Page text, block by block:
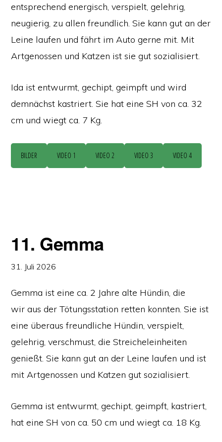
entsprechend energisch, verspielt, gelehrig,
neugierig, zu allen freundlich. Sie kann gut an der
Leine laufen und fährt im Auto gerne mit. Mit
Artgenossen und Katzen ist sie gut sozialisiert.
Ida ist entwurmt, gechipt, geimpft und wird
demnächst kastriert. Sie hat eine SH von ca. 32
cm und wiegt ca. 7 Kg.
BILDER VIDEO 1 VIDEO 2 VIDEO 3 VIDEO 4
11. Gemma
31. Juli 2026
Gemma ist eine ca. 2 Jahre alte Hündin, die
wir aus der Tötungsstation retten konnten. Sie ist
eine überaus freundliche Hündin, verspielt,
gelehrig, verschmust, die Streicheleinheiten
genießt. Sie kann gut an der Leine laufen und ist
mit Artgenossen und Katzen gut sozialisiert.
Gemma ist entwurmt, gechipt, geimpft, kastriert,
hat eine SH von ca. 50 cm und wiegt ca. 18 Kg.